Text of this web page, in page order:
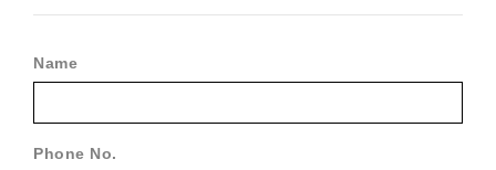
Name
Phone No.